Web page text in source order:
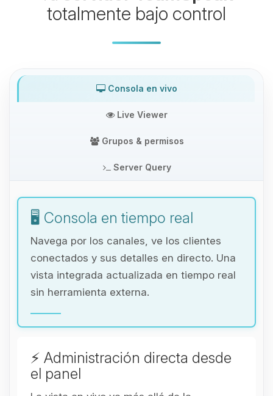
totalmente bajo control
Consola en vivo
Live Viewer
Grupos & permisos
Server Query
🖥️ Consola en tiempo real
Navega por los canales, ve los clientes
conectados y sus detalles en directo. Una
vista integrada actualizada en tiempo real
sin herramienta externa.
⚡ Administración directa desde
el panel